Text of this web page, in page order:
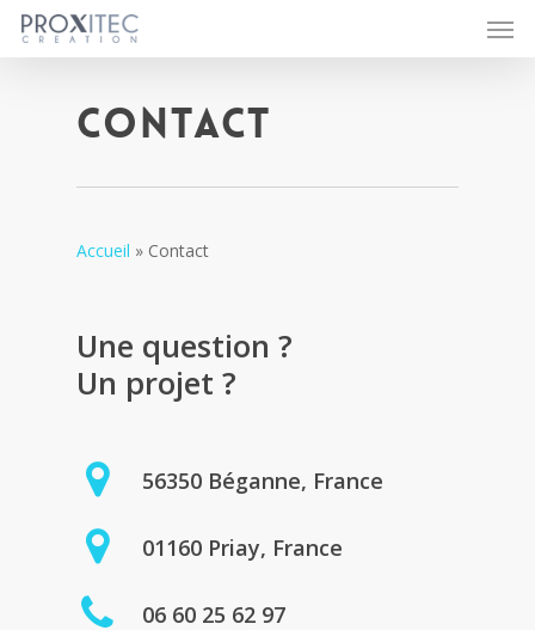
Skip
Contact
Accueil » Contact
Une question ?
Un projet ?
56350 Béganne, France
01160 Priay, France
06 60 25 62 97